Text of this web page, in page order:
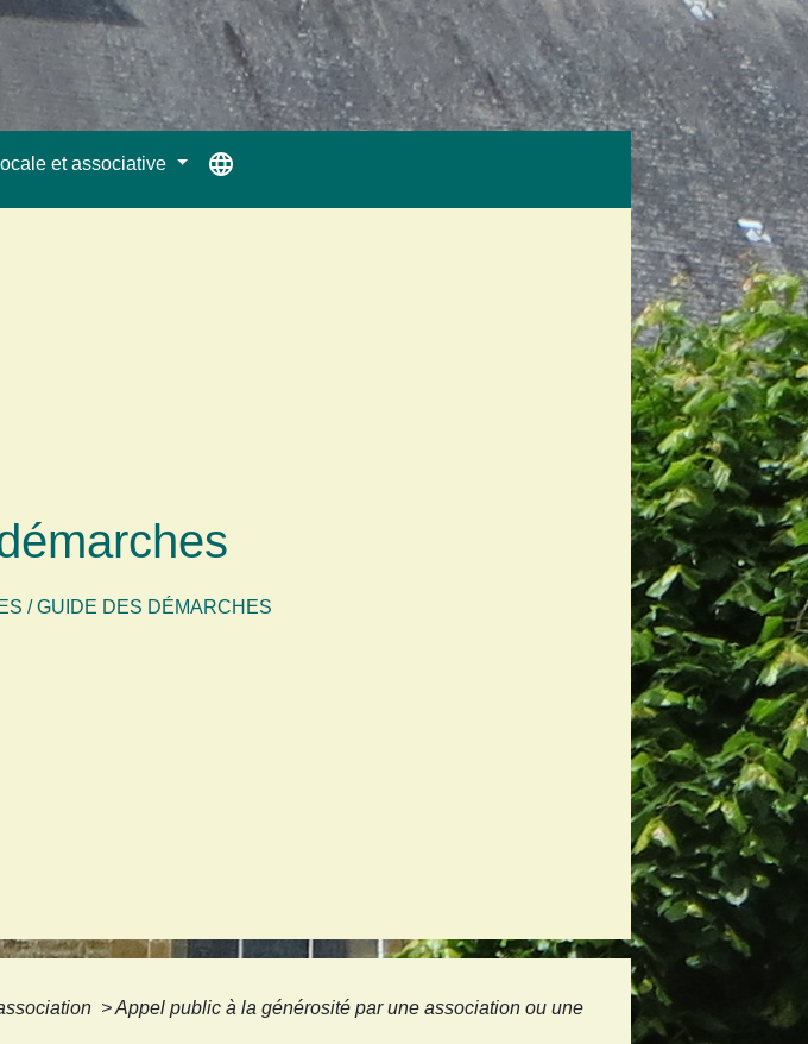
et associative language
/GUIDE DES DÉMARCHES
> Appel public à la générosité par une association ou une